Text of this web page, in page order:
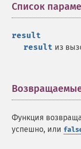
Список
result
result из
Функция
успешно, или